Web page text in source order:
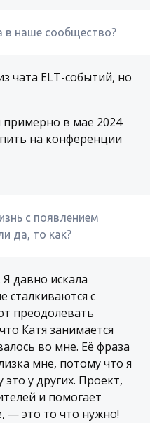
наше сообщество?
чата ELT-событий, но
в мае 2024
на конференции
с появлением
да, то как?
давно искала
сталкиваются с
преодолевать
Катя занимается
во мне. Её фраза
мне, потому что я
у других. Проект,
и помогает
— это то что нужно!